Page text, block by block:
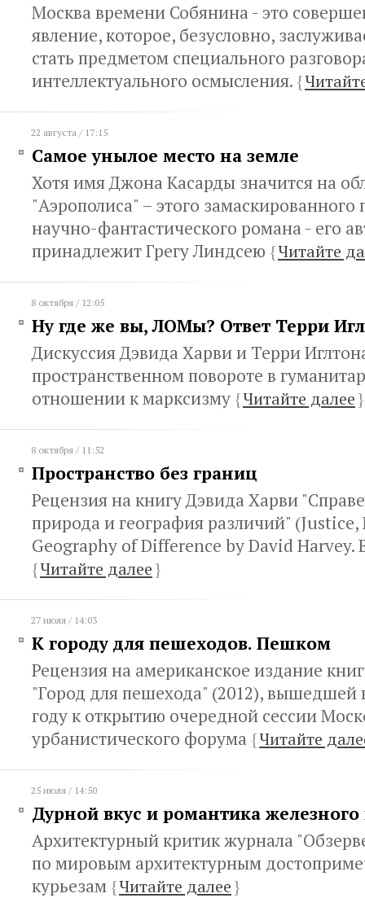
Москва времени Собянина - это
явление, которое, безусловно,
стать предметом специального
интеллектуального осмысления. {
22 августа / 17:15
Самое унылое место на земле
Хотя имя Джона Касарды значится на
"Аэрополиса" – этого замаскированного
научно-фантастического романа - его
принадлежит Грегу Линдсею {Читайте
8 октября / 12:05
Ну где же вы, ЛОМы? Ответ Терри
Дискуссия Дэвида Харви и Терри
пространственном повороте в
отношении к марксизму {Читайте далее}
8 октября / 11:52
Пространство без границ
Рецензия на книгу Дэвида Харви
природа и география различий"
Geography of Difference by David Harvey.
{Читайте далее}
27 июля / 14:03
К городу для пешеходов. Пешком
Рецензия на американское издание
"Город для пешехода" (2012), вышедшей
году к открытию очередной сессии
урбанистического форума {Читайте
25 июля / 14:50
Дурной вкус и романтика железного
Архитектурный критик журнала
по мировым архитектурным
курьезам {Читайте далее}